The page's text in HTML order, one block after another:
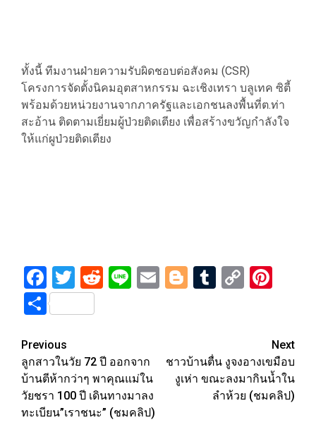
ทั้งนี้ ทีมงานฝ่ายความรับผิดชอบต่อสังคม (CSR)
โครงการจัดตั้งนิคมอุตสาหกรรม ฉะเชิงเทรา บลูเทค ซิตี้
พร้อมด้วยหน่วยงานจากภาครัฐและเอกชนลงพื้นที่ต.ท่า
สะอ้าน ติดตามเยี่ยมผู้ป่วยติดเตียง เพื่อสร้างขวัญกำลังใจ
ให้แก่ผูป่วยติดเตียง
Facebook
Twitter
Reddit
LineEmailBlogger
Tumblr
Copy
Share
Post
navigation
Previous
ลูกสาวในวัย 72 ปี ออกจาก
บ้านตีห้ากว่าๆ พาคุณแม่ใน
วัยชรา 100 ปี เดินทางมาลง
ทะเบียน”เราชนะ” (ชมคลิป)
Next
ชาวบ้านตื่น งูจงอางเขมือบ
งูเห่า ขณะลงมากินน้ำใน
ลำห้วย (ชมคลิป)